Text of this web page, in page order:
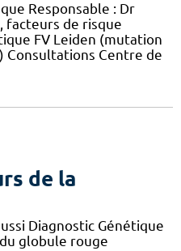
Responsable : Dr
facteurs de risque
FV Leiden (mutation
Consultations Centre de
de la
Diagnostic Génétique
globule rouge